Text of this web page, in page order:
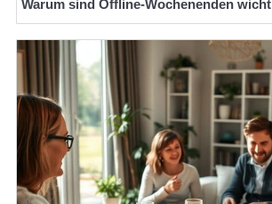
Warum sind Offline-Wochenenden